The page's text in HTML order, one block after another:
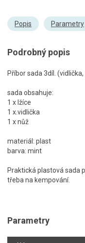
Popis Parametry
Podrobný popis
Příbor sada 3díl. (vidlička,
sada obsahuje:
1 x lžíce
1 x.vidlička
1 x nůž
materiál: plast
barva: mint
Praktická plastová sada
třeba na kempování.
Parametry